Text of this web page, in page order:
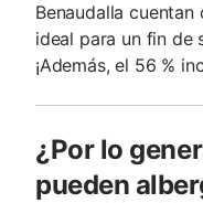
Benaudalla
ideal para un fin de
¡Además, el 56 %
¿Por lo
pueden